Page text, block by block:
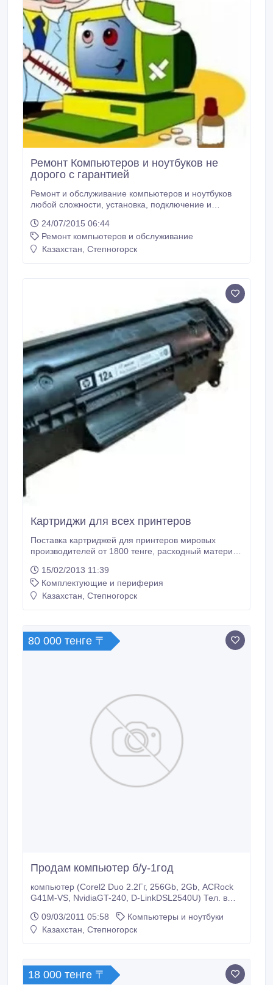
Ремонт Компьютеров и ноутбуков не
дорого с гарантией
Ремонт и обслуживание компьютеров и ноутбуков
любой сложности, установка, подключение и
программ и программ - шпионов, установка,
настройка операционной системы и программного
обеспечения. Бесплатный выезд мастера и
24/07/2015 06:44
Ремонт компьютеров и обслуживание
Казахстан, Степногорск
Картриджи для всех принтеров
Поставка картриджей для принтеров мировых
производителей от 1800 тенге, расходный материал
тенге. при заказе от 10 и более доставка до двери
заказчика Высокое качество, низкие цены тел. +7
701 5149326, +7 701 8702217.
15/02/2013 11:39
Комплектующие и периферия
Казахстан, Степногорск
80 000 тенге 〒
Продам компьютер б/у-1год
компьютер (Corel2 Duo 2.2Гг, 256Gb, 2Gb, ACRock
G41M-VS, NvidiaGT-240, D-LinkDSL2540U) Тел. в
09/03/2011 05:58
Компьютеры и ноутбуки
Казахстан, Степногорск
18 000 тенге 〒